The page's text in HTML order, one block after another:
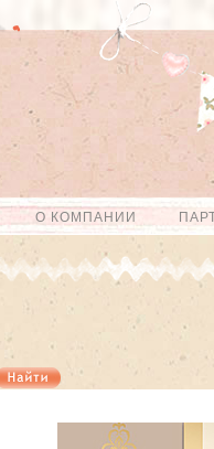
О КОМПАНИИ